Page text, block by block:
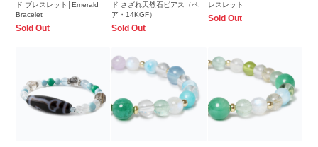
ド ブレスレット│Emerald
Bracelet
Sold Out
ド さざれ天然石ピアス（ペ
ア・14KGF）
Sold Out
レスレット
Sold Out